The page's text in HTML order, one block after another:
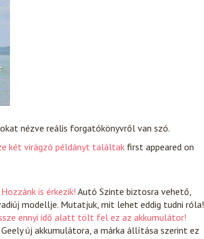
nézve reális forgatókönyvről van szó.
két virágzó példányt találtak first appeared on
is érkezik!Autó Szinte biztosra vehető,
modellje. Mutatjuk, mit lehet eddig tudni róla!
ennyi idő alatt tölt fel ez az akkumulátor!
új akkumulátora, a márka állítása szerint ez